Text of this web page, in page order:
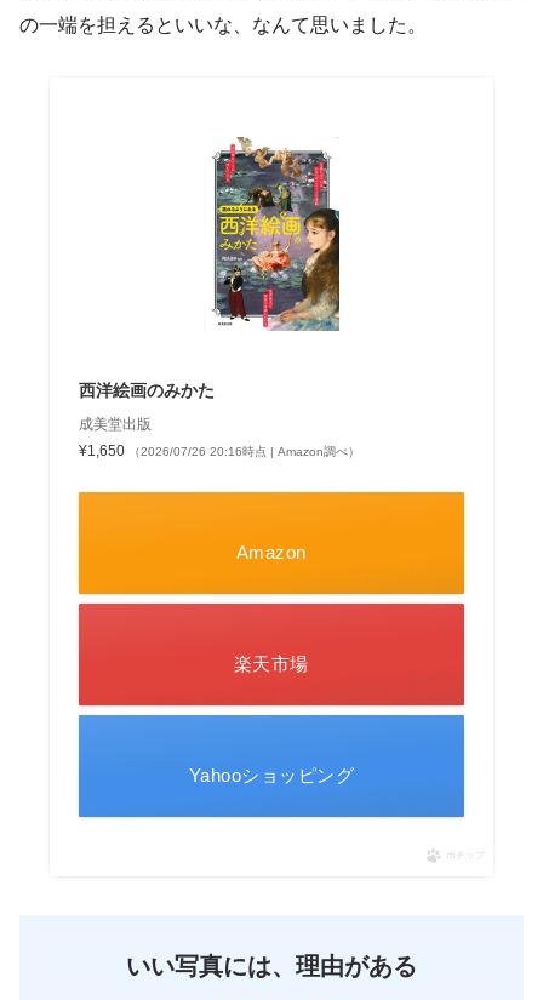
の一端を担えるといいな、なんて思いました。
西洋絵画のみかた
成美堂出版
¥1,650
（2026/07/26 20:16時点 | Amazon調べ）
Amazon
楽天市場
Yahooショッピング
ポチップ
いい写真には、理由がある